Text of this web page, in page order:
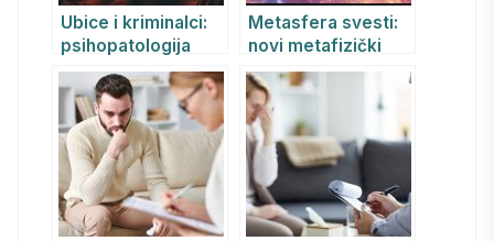
Ubice i kriminalci:
psihopatologija
ličnosti i geneza zla
Metasfera svesti:
novi metafizički
model stvarnosti